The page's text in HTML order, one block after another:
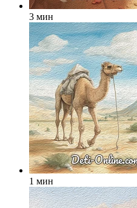
3 мин
1 мин